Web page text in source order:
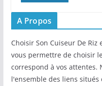
A Propos
Choisir Son Cuiseur De
vous permettre de choisir
correspond à vos attentes.
l'ensemble des liens